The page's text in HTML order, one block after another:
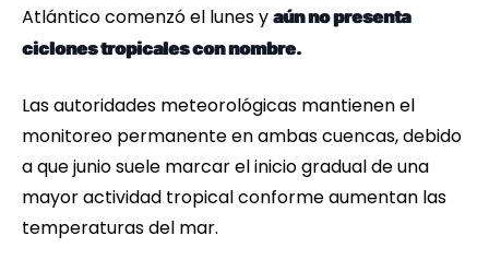
Atlántico comenzó el lunes y aún no presenta
ciclones tropicales con nombre.
Las autoridades meteorológicas mantienen el
monitoreo permanente en ambas cuencas, debido
a que junio suele marcar el inicio gradual de una
mayor actividad tropical conforme aumentan las
temperaturas del mar.